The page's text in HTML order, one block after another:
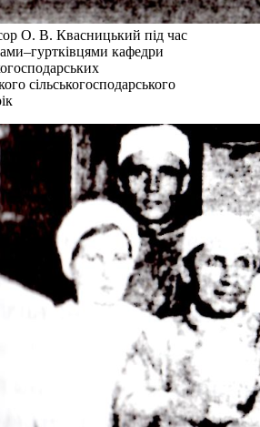
О. В. Квасницький під час
кафедри
сільськогосподарського